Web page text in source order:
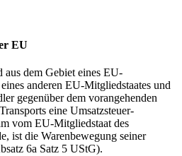
EU
aus dem Gebiet eines EU-
anderen EU-Mitgliedstaates und
gegenüber dem vorangehenden
eine Umsatzsteuer-
vom EU-Mitgliedstaat des
ist die Warenbewegung seiner
6a Satz 5 UStG).